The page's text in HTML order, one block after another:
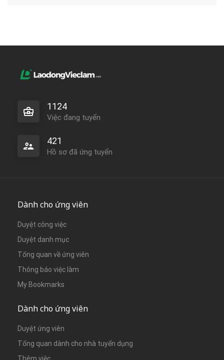
1124
Việc đang tuyển
421
Hồ sơ đã ứng tuyển
Dành cho ứng viên
Duyệt công việc
Duyệt danh mục
Tổng quan về ứng viên
Thông báo việc làm
My Bookmarks
Dành cho ứng viên
Duyệt ứng viên
Tổng quan dành cho nhà tuyển dụng